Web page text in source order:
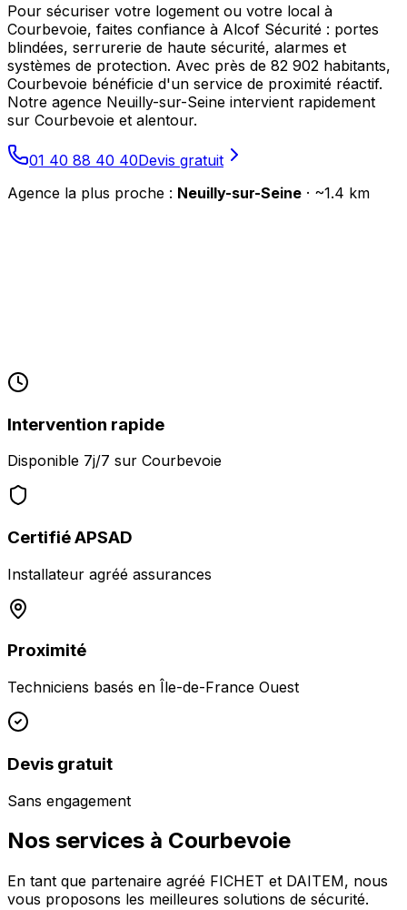
Pour sécuriser votre logement ou votre local à
Courbevoie, faites confiance à Alcof Sécurité : portes
blindées, serrurerie de haute sécurité, alarmes et
systèmes de protection. Avec près de 82 902 habitants,
Courbevoie bénéficie d'un service de proximité réactif.
Notre agence Neuilly-sur-Seine intervient rapidement
sur Courbevoie et alentour.
01 40 88 40 40Devis gratuit
Agence la plus proche : Neuilly-sur-Seine · ~1.4 km
Intervention rapide
Disponible 7j/7 sur Courbevoie
Certifié APSAD
Installateur agréé assurances
Proximité
Techniciens basés en Île-de-France Ouest
Devis gratuit
Sans engagement
Nos services à Courbevoie
En tant que partenaire agréé FICHET et DAITEM, nous
vous proposons les meilleures solutions de sécurité.